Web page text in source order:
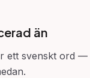
än
ett svenskt ord —